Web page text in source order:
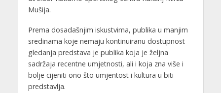
Mušija.
Prema dosadašnjim iskustvima, publika u manjim
sredinama koje nemaju kontinuiranu dostupnost
gledanja predstava je publika koja je željna
sadržaja recentne umjetnosti, ali i koja zna više i
bolje cijeniti ono što umjentost i kultura u biti
predstavlja.